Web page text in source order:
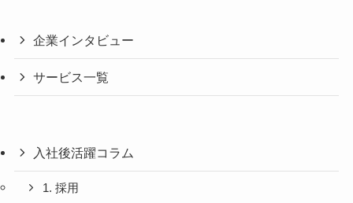
企業インタビュー
サービス一覧
入社後活躍コラム
1. 採用